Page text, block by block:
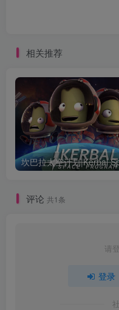
相关推荐
评论 共1条
请
登录